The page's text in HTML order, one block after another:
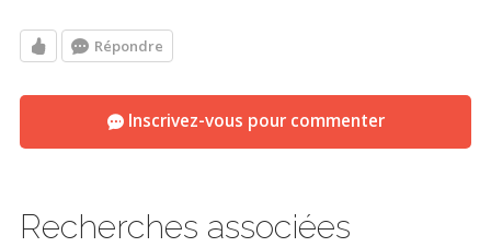
Répondre
Inscrivez-vous pour commenter
Recherches associées